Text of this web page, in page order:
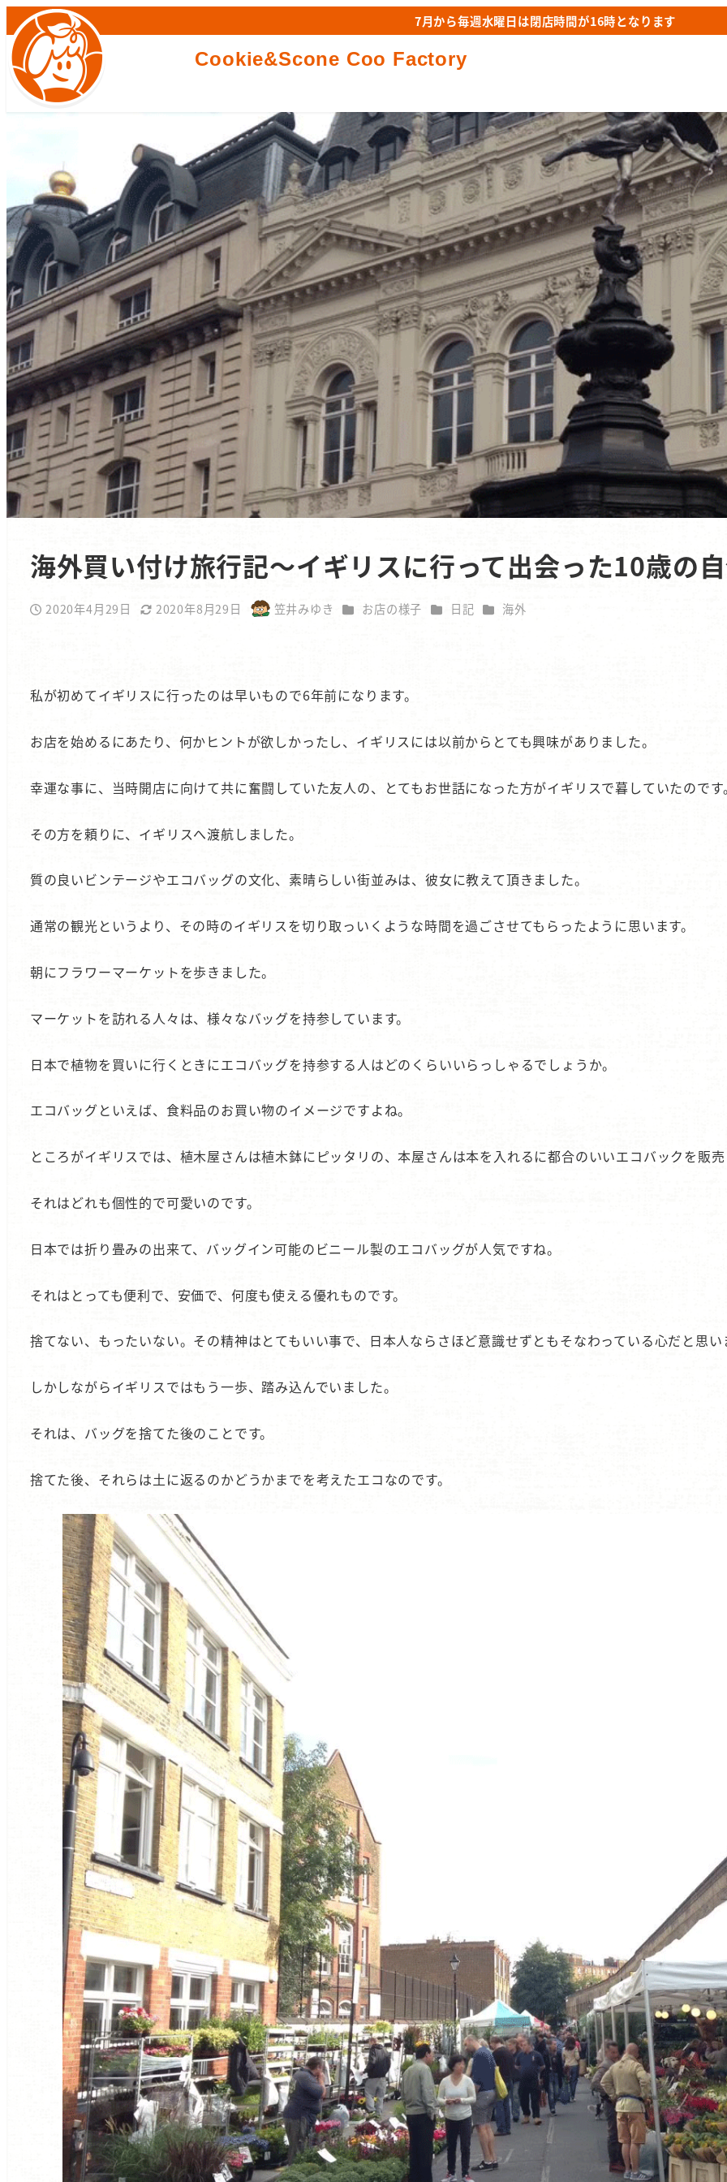
7月から毎週水曜日は閉店時間が16時となります
海外買い付け旅行記～イギリスに行って出会った10歳の
投稿日
2020年4月29日
更新日
2020年8月29日
著
笠井みゆき カテゴリー
お店の様子 カテゴリー
日記 カテゴリー
海外
私が初めてイギリスに行ったのは早いもので6年前になります。
お店を始めるにあたり、何かヒントが欲しかったし、イギリスには以前からとても興味がありました。
幸運な事に、当時開店に向けて共に奮闘していた友人の、とてもお世話になった方がイギリスで暮していたので
その方を頼りに、イギリスへ渡航しました。
質の良いビンテージやエコバッグの文化、素晴らしい街並みは、彼女に教えて頂きました。
通常の観光というより、その時のイギリスを切り取っいくような時間を過ごさせてもらったように思います。
朝にフラワーマーケットを歩きました。
マーケットを訪れる人々は、様々なバッグを持参しています。
日本で植物を買いに行くときにエコバッグを持参する人はどのくらいいらっしゃるでしょうか。
エコバッグといえば、食料品のお買い物のイメージですよね。
ところがイギリスでは、植木屋さんは植木鉢にピッタリの、本屋さんは本を入れるに都合のいいエコバックを販
それはどれも個性的で可愛いのです。
日本では折り畳みの出来て、バッグイン可能のビニール製のエコバッグが人気ですね。
それはとっても便利で、安価で、何度も使える優れものです。
捨てない、もったいない。その精神はとてもいい事で、日本人ならさほど意識せずともそなわっている心だと思い
しかしながらイギリスではもう一歩、踏み込んでいました。
それは、バッグを捨てた後のことです。
捨てた後、それらは土に返るのかどうかまでを考えたエコなのです。